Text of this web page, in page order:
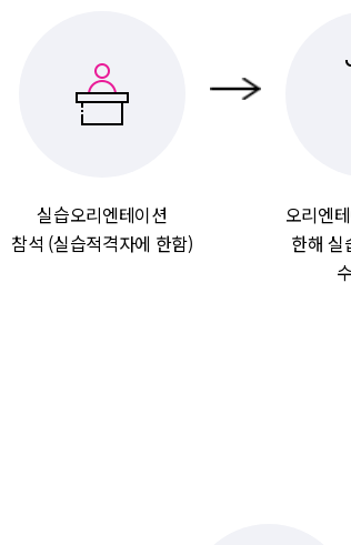
실습오리엔테이션
참석 (실습적격자에 한함)
오리엔
한해 실